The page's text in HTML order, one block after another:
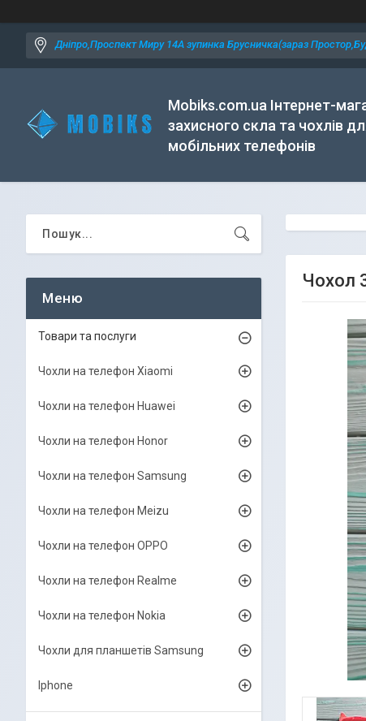
Дніпро,Проспект Миру 14А зупинка Брусничка(зараз
Mobiks.com.ua Інтернет-
захисного скла та чохлів
мобільних телефонів
Чохол
Товари та послуги
Чохли на телефон Xiaomi
Чохли на телефон Huawei
Чохли на телефон Honor
Чохли на телефон Samsung
Чохли на телефон Meizu
Чохли на телефон OPPO
Чохли на телефон Realme
Чохли на телефон Nokia
Чохли для планшетів Samsung
Iphone